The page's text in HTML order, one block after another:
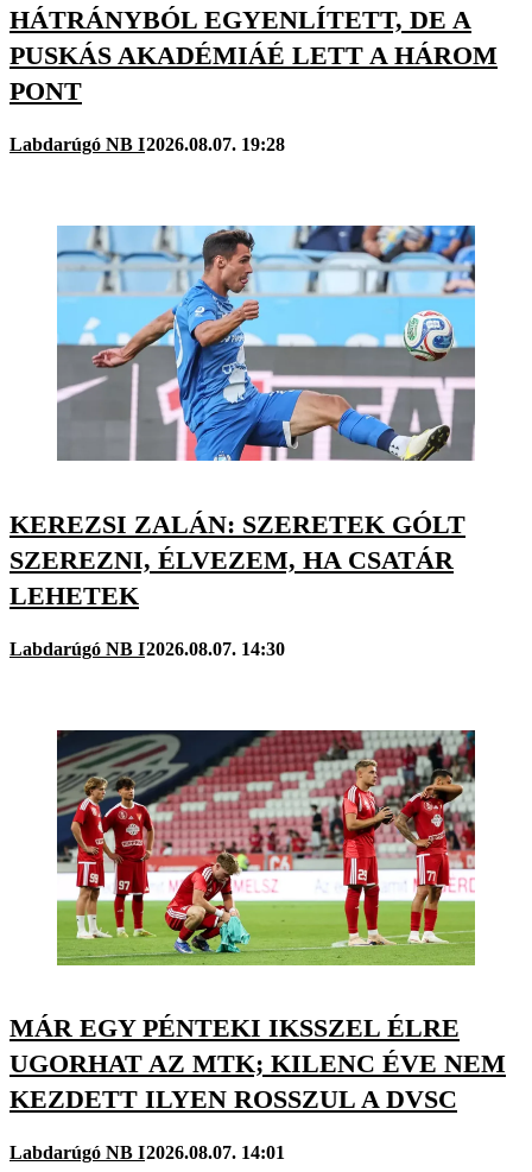
HÁTRÁNYBÓL EGYENLÍTETT, DE A
PUSKÁS AKADÉMIÁÉ LETT A HÁROM
PONT
Labdarúgó NB I2026.08.07. 19:28
KEREZSI ZALÁN: SZERETEK GÓLT
SZEREZNI, ÉLVEZEM, HA CSATÁR
LEHETEK
Labdarúgó NB I2026.08.07. 14:30
MÁR EGY PÉNTEKI IKSSZEL ÉLRE
UGORHAT AZ MTK; KILENC ÉVE NEM
KEZDETT ILYEN ROSSZUL A DVSC
Labdarúgó NB I2026.08.07. 14:01